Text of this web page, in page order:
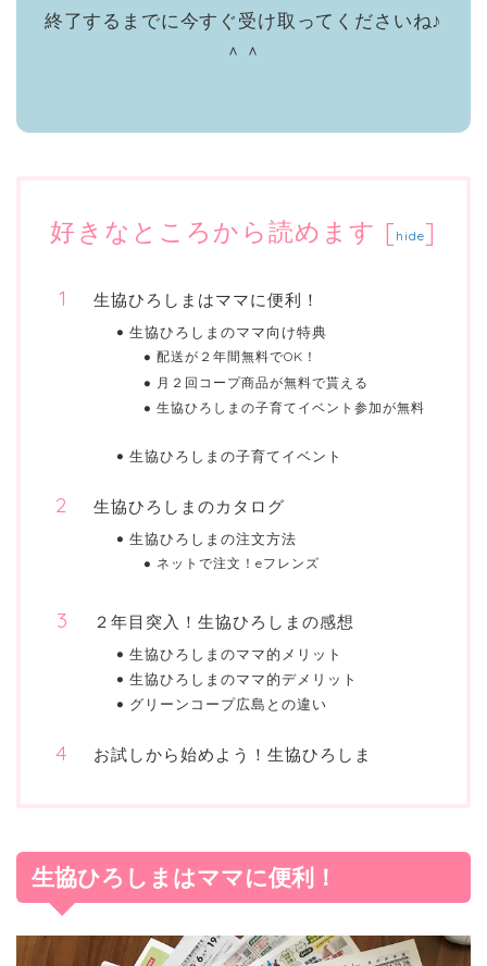
終了するまでに今すぐ受け取ってくださいね♪
＾＾
好きなところから読めます [ hide]
生協ひろしまはママに便利！
生協ひろしまのママ向け特典
配送が２年間無料でOK！
月２回コープ商品が無料で貰える
生協ひろしまの子育てイベント参加が無料
生協ひろしまの子育てイベント
生協ひろしまのカタログ
生協ひろしまの注文方法
ネットで注文！eフレンズ
２年目突入！生協ひろしまの感想
生協ひろしまのママ的メリット
生協ひろしまのママ的デメリット
グリーンコープ広島との違い
お試しから始めよう！生協ひろしま
生協ひろしまはママに便利！